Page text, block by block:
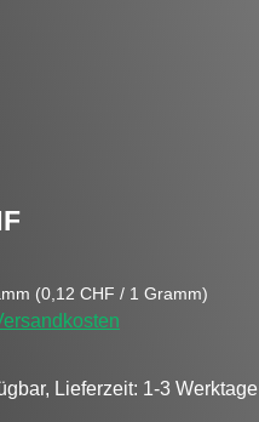
(0,12 CHF / 1 Gramm)
Lieferzeit: 1-3 Werktage